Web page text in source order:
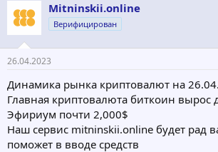
Mitninskii.online
Верифицирован
26.04.2023
Динамика рынка криптовалют на
Главная криптовалюта биткоин вырос
Эфириум почти 2,000$
Наш сервис mitninskii.online будет рад
поможет в вводе средств